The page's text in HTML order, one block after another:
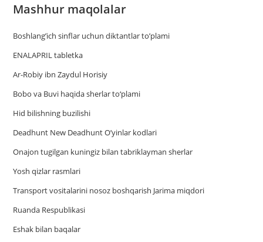
Mashhur maqolalar
Boshlang’ich sinflar uchun diktantlar to’plami
ENALAPRIL tabletka
Ar-Robiy ibn Zaydul Horisiy
Bobo va Buvi haqida sherlar to‘plami
Hid bilishning buzilishi
Deadhunt New Deadhunt O’yinlar kodlari
Onajon tugilgan kuningiz bilan tabriklayman sherlar
Yosh qizlar rasmlari
Trаnsport vositаlаrini nosoz boshqаrish Jаrimа miqdori
Ruanda Respublikasi
Eshak bilan baqalar